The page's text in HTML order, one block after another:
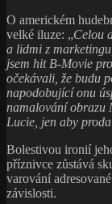
O americkém
velké iluze: „Celou
a lidmi z
jsem hit B-Movie
očekávali, že budu
napodobující onu
namalování obrazu
Lucie, jen aby
Bolestivou ironií
příznivce zůstává
varování
závislosti.